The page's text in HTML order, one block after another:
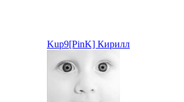
Kup9[PinK] Кирилл